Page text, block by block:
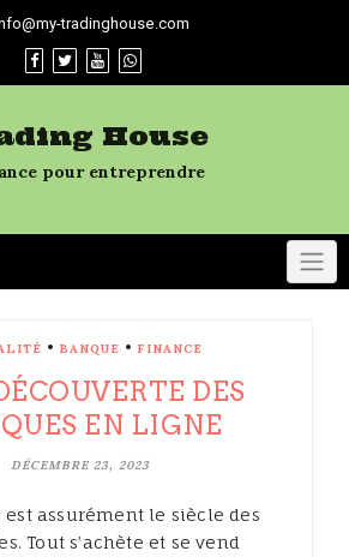
tradinghouse.com
House
pour entreprendre
• BANQUE • FINANCE
DES
EN LIGNE
DÉCEMBRE 23, 2023
est assurément le siècle des
Tout s’achète et se vend